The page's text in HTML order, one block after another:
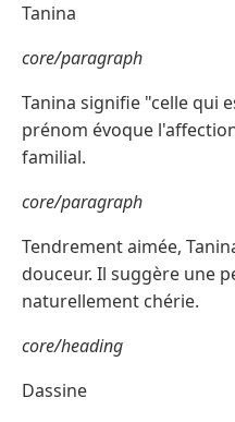
Tanina
core/paragraph
Tanina signifie "celle qui
prénom évoque
familial.
core/paragraph
Tendrement aimée,
douceur. Il suggère une
naturellement chérie.
core/heading
Dassine